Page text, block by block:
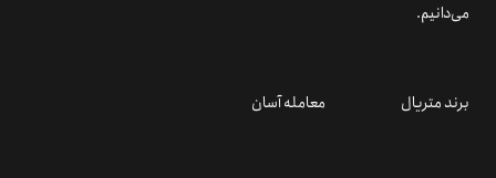
می‌دانیم.
برند متریال معامله آسان